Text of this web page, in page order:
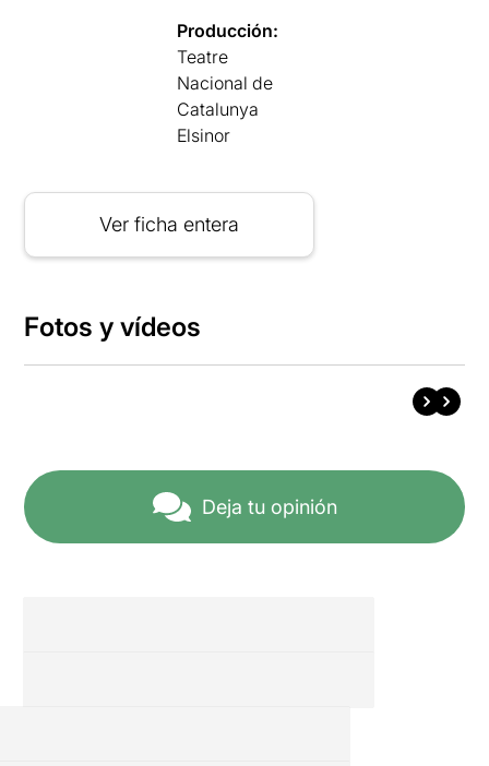
Producción:
Teatre
Nacional de
Catalunya
Elsinor
Ver ficha entera
Fotos y vídeos
Deja tu opinión